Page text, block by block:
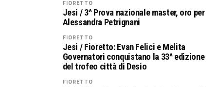
FIORETTO
Jesi / 3^ Prova nazionale master, oro per
Alessandra Petrignani
FIORETTO
Jesi / Fioretto: Evan Felici e Melita
Governatori conquistano la 33^ edizione
del trofeo città di Desio
FIORETTO